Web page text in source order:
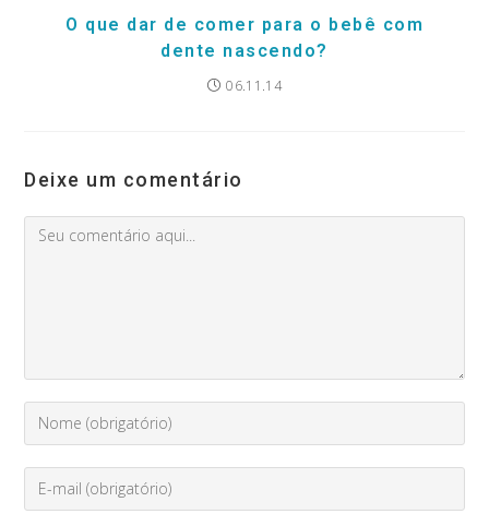
O que dar de comer para o bebê com
dente nascendo?
06.11.14
Deixe um comentário
Comment
seu
ou
nome
your